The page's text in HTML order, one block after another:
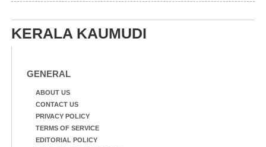
KERALA KAUMUDI
GENERAL
ABOUT US
CONTACT US
PRIVACY POLICY
TERMS OF SERVICE
EDITORIAL POLICY